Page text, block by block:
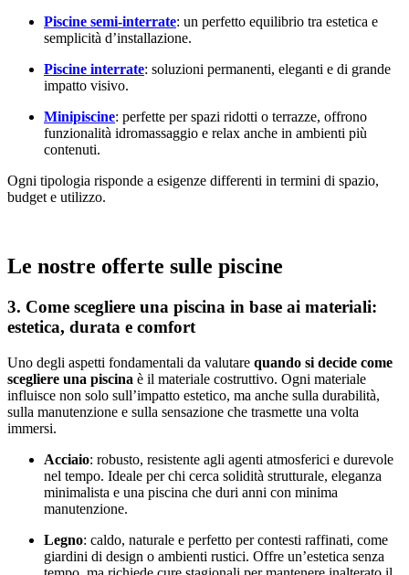
Piscine semi-interrate: un perfetto equilibrio tra estetica e
semplicità d’installazione.
Piscine interrate: soluzioni permanenti, eleganti e di grande
impatto visivo.
Minipiscine: perfette per spazi ridotti o terrazze, offrono
funzionalità idromassaggio e relax anche in ambienti più
contenuti.
Ogni tipologia risponde a esigenze differenti in termini di spazio,
budget e utilizzo.
Le nostre offerte sulle piscine
3. Come scegliere una piscina in base ai materiali:
estetica, durata e comfort
Uno degli aspetti fondamentali da valutare quando si decide come
scegliere una piscina è il materiale costruttivo. Ogni materiale
influisce non solo sull’impatto estetico, ma anche sulla durabilità,
sulla manutenzione e sulla sensazione che trasmette una volta
immersi.
Acciaio: robusto, resistente agli agenti atmosferici e durevole
nel tempo. Ideale per chi cerca solidità strutturale, eleganza
minimalista e una piscina che duri anni con minima
manutenzione.
Legno: caldo, naturale e perfetto per contesti raffinati, come
giardini di design o ambienti rustici. Offre un’estetica senza